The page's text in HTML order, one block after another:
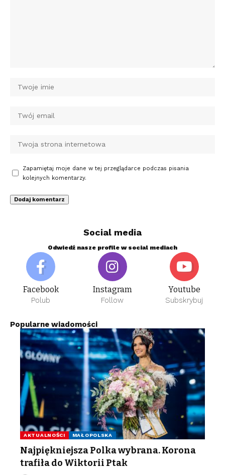
Zapamiętaj moje dane w tej przeglądarce podczas pisania
kolejnych komentarzy.
Social media
Odwiedź nasze profile w social mediach
Facebook
Polub
Instagram
Follow
Youtube
Subskrybuj
Popularne wiadomości
AKTUALNOŚCI MAŁOPOLSKA
Najpiękniejsza Polka wybrana. Korona
trafiła do Wiktorii Ptak